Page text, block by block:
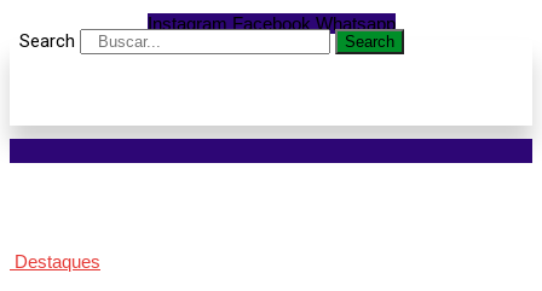
Instagram Facebook Whatsapp
Search Search
Destaques